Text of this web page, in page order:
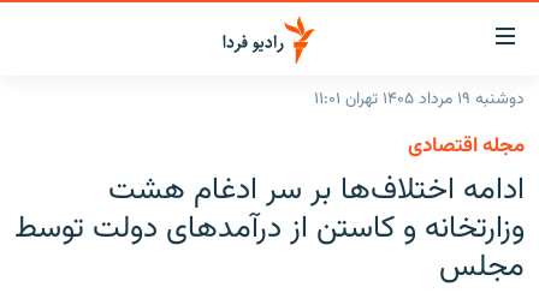
لینک‌های
قابلیت
دسترسی
بازگشت
منوی
اصلی
رفتن
ایران
جهان
رادیو
دوشنبه ۱۹ مرداد ۱۴۰۵ تهران ۱۱:۰۱
مجله اقتصادی
ادامه اختلاف‌ها بر سر ادغام هشت
وزارتخانه و کاستن از درآمدهای دولت توسط
مجلس